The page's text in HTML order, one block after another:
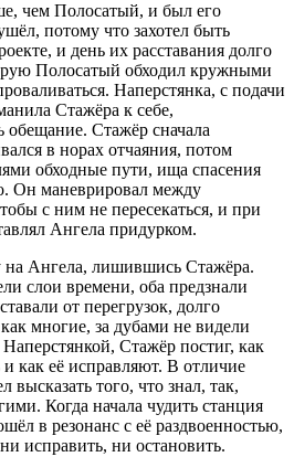
чем Полосатый, и был его
потому что захотел быть
и день их расставания долго
Полосатый обходил кружными
Наперстянка, с подачи
Стажёра к себе,
Стажёр сначала
в норах отчаяния, потом
обходные пути, ища спасения
Он маневрировал между
с ним не пересекаться, и при
Ангела придурком.
на Ангела, лишившись Стажёра.
слои времени, оба предзнали
от перегрузок, долго
многие, за дубами не видели
Стажёр постиг, как
и как её исправляют. В отличие
того, что знал, так,
Когда начала чудить станция
в резонанс с её раздвоенностью,
исправить, ни остановить.